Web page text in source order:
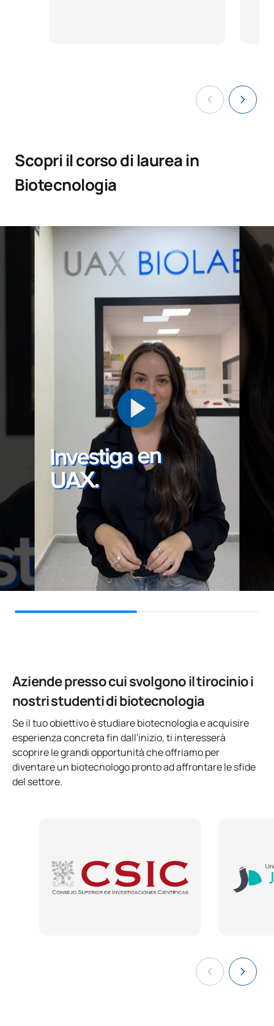
Scopri il corso di laurea in
Biotecnologia
Aziende presso cui svolgono il tirocinio i
nostri studenti di biotecnologia
Se il tuo obiettivo è studiare biotecnologia e acquisire
esperienza concreta fin dall'inizio, ti interesserà
scoprire le grandi opportunità che offriamo per
diventare un biotecnologo pronto ad affrontare le sfide
del settore.